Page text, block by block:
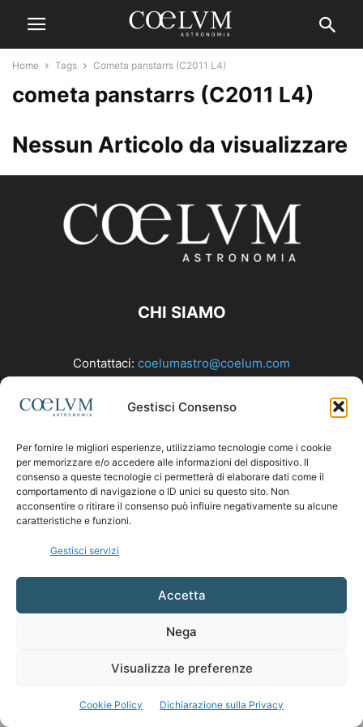
Gestisci Consenso
Per fornire le migliori esperienze, utilizziamo tecnologie come i cookie
per memorizzare e/o accedere alle informazioni del dispositivo. Il
consenso a queste tecnologie ci permetterà di elaborare dati come il
comportamento di navigazione o ID unici su questo sito. Non
acconsentire o ritirare il consenso può influire negativamente su alcune
caratteristiche e funzioni.
Gestisci servizi
Accetta
Nega
Visualizza le preferenze
Cookie Policy Dichiarazione sulla Privacy
Home Tags Cometa panstarrs (C2011 L4)
cometa panstarrs (C2011 L4)
Nessun Articolo da visualizzare
CHI SIAMO
Contattaci: coelumastro@coelum.com
SEGUICI